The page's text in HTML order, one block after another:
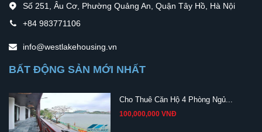
Số 251, Âu Cơ, Phường Quảng An, Quận Tây Hồ, Hà Nội
+84 983771106
info@westlakehousing.vn
BẤT ĐỘNG SẢN MỚI NHẤT
Cho Thuê Căn Hộ 4 Phòng Ngủ...
100,000,000 VNĐ